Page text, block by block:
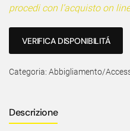
procedi con l’acquisto on
VERIFICA DISPONIBILITÁ
Categoria: Abbigliamento/
Descrizione